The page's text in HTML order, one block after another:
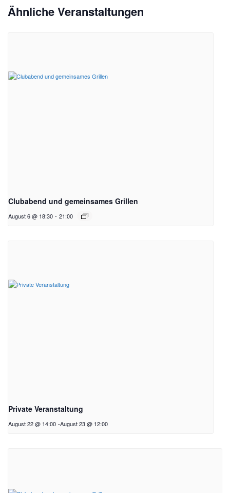
Ähnliche Veranstaltungen
Clubabend und gemeinsames Grillen
August 6 @ 18:30 - 21:00
Private Veranstaltung
August 22 @ 14:00 -August 23 @ 12:00